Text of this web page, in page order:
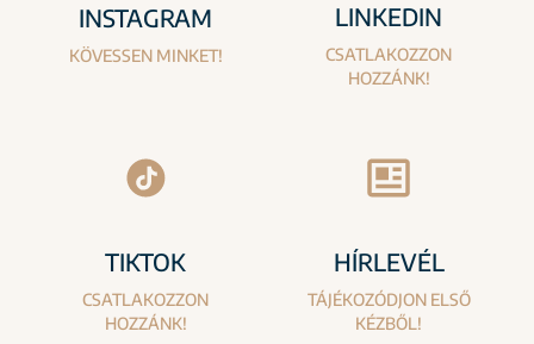
INSTAGRAM
KÖVESSEN MINKET!
LINKEDIN
CSATLAKOZZON
HOZZÁNK!
TIKTOK
CSATLAKOZZON
HOZZÁNK!
HÍRLEVÉL
TÁJÉKOZÓDJON ELSŐ
KÉZBŐL!